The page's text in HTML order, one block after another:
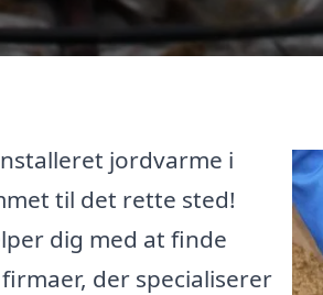
jordvarme i
til det rette sted!
dig med at finde
der specialiserer